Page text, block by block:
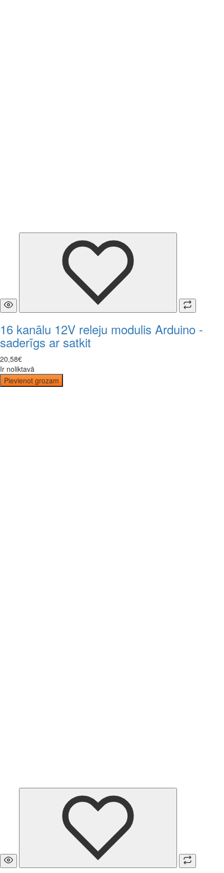
16 kanālu 12V releju modulis Arduino -
saderīgs ar satkit
20,58€
Ir noliktavā
Pievienot grozam